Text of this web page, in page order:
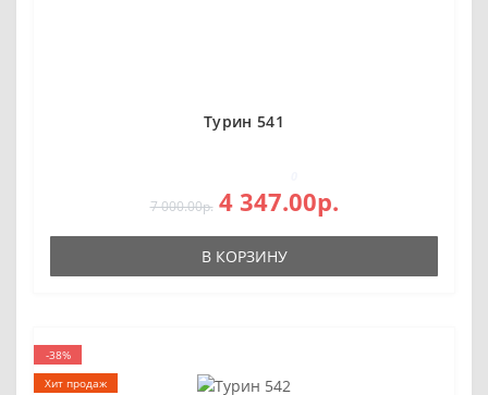
Турин 541
7 000.00р. 4 347.00р.
В КОРЗИНУ
-38%
Хит продаж